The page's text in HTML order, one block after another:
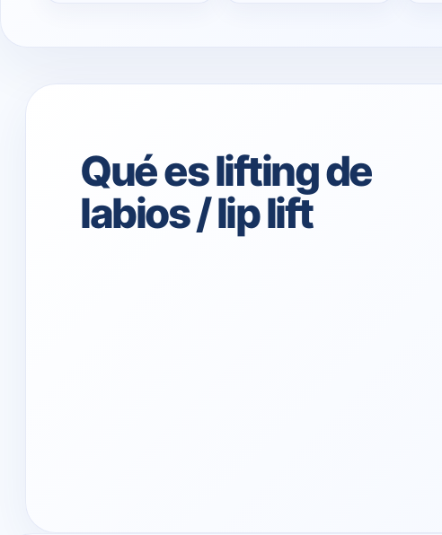
Qué es lifting de
labios / lip lift